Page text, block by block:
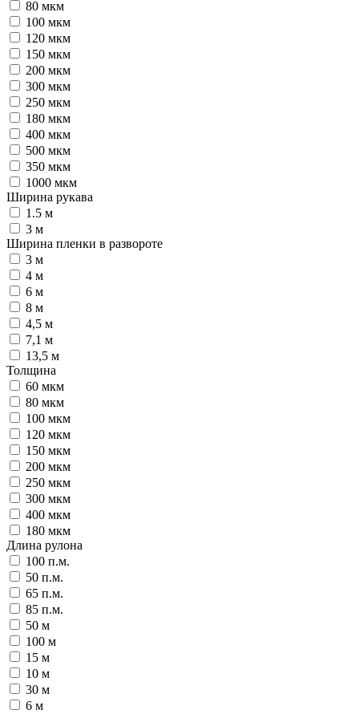
80 мкм
100 мкм
120 мкм
150 мкм
200 мкм
300 мкм
250 мкм
180 мкм
400 мкм
500 мкм
350 мкм
1000 мкм
Ширина рукава
1.5 м
3 м
Ширина пленки в развороте
3 м
4 м
6 м
8 м
4,5 м
7,1 м
13,5 м
Толщина
60 мкм
80 мкм
100 мкм
120 мкм
150 мкм
200 мкм
250 мкм
300 мкм
400 мкм
180 мкм
Длина рулона
100 п.м.
50 п.м.
65 п.м.
85 п.м.
50 м
100 м
15 м
10 м
30 м
6 м